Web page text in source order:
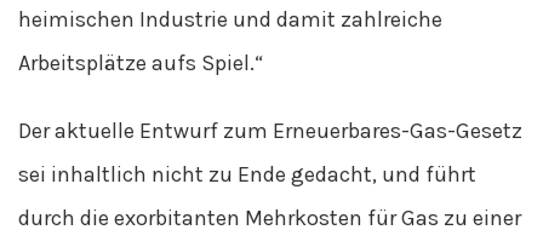
heimischen Industrie und damit zahlreiche
Arbeitsplätze aufs Spiel.“
Der aktuelle Entwurf zum Erneuerbares-Gas-Gesetz
sei inhaltlich nicht zu Ende gedacht, und führt
durch die exorbitanten Mehrkosten für Gas zu einer